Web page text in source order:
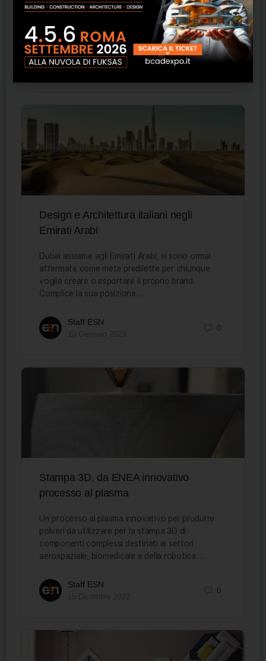
Gli Emirati Arabi investono ormai da anni in una
politica culturale che promuova le arti e i settori
di design e arredamento: obiettivo è porre…
Staff ESN
Design e Architettura italiani negli
Emirati Arabi
Dubai assieme agli Emirati Arabi, si sono ormai
affermate come mete predilette per chiunque
voglia creare o esportare il proprio brand.
Complice la sua posizione…
Staff ESN
0
Stampa 3D, da ENEA innovativo
processo al plasma
Un processo al plasma innovativo per produrre
polveri da utilizzare per la stampa 3D di
componenti complessi destinati ai settori
aerospaziale, biomedicale e della robotica.…
Staff ESN
0